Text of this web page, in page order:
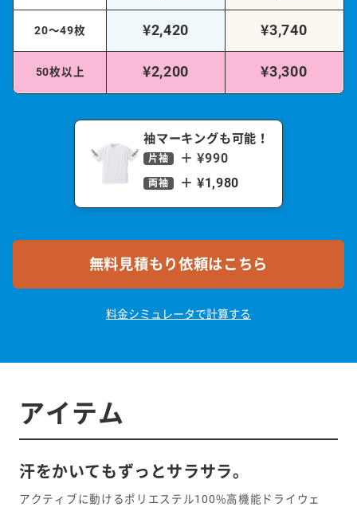
20〜49枚 ¥2,420 ¥3,740
50枚以上 ¥2,200 ¥3,300
袖マーキングも可能！
片袖 ＋ ¥990
両袖 ＋ ¥1,980
無料見積もり依頼はこちら
料金シミュレータで計算する
アイテム
汗をかいてもずっとサラサラ。
アクティブに動けるポリエステル100%高機能ドライウェ